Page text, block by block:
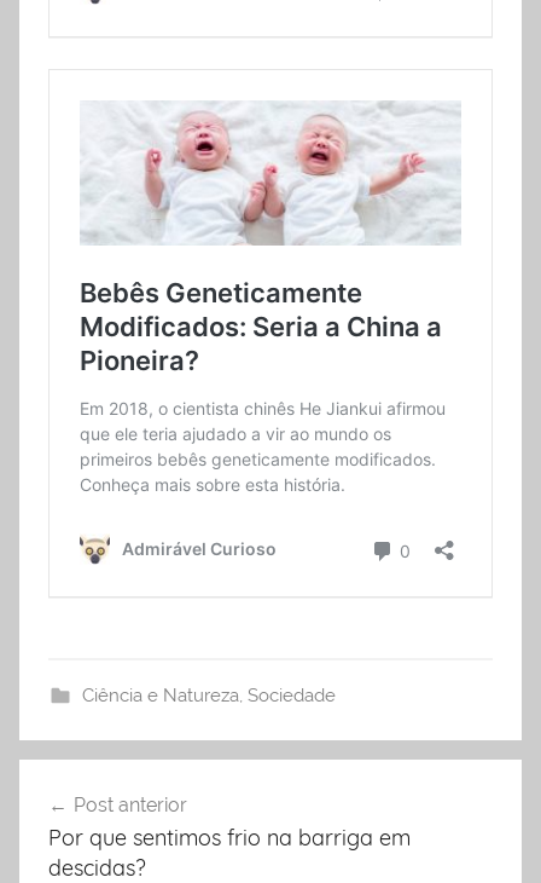
Ciência e Natureza, Sociedade
Navegação
de
Post anterior
Por que sentimos frio na barriga em
descidas?